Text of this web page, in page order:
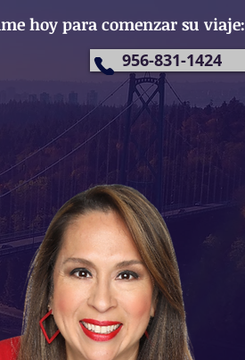
hoy para comenzar su viaje:
956-831-1424